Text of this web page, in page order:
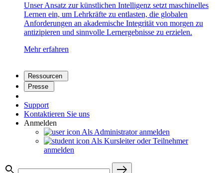
Unser Ansatz zur künstlichen Intelligenz setzt maschinelles
Lernen ein, um Lehrkräfte zu entlasten, die globalen
Anforderungen an akademische Integrität von morgen zu
antizipieren und sinnvolle Lernergebnisse zu erzielen.
Mehr erfahren
Ressourcen
Presse
Support
Kontaktieren Sie uns
Anmelden
Als Administrator anmelden
Als Kursleiter oder Teilnehmer
anmelden
search
east